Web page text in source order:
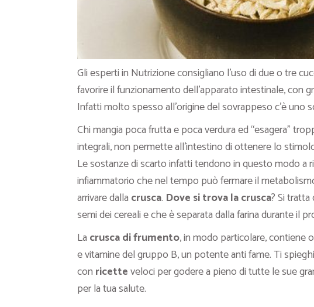
Gli esperti in Nutrizione consigliano l’uso di due o tre
favorire il funzionamento dell’apparato intestinale, con
Infatti molto spessoall’origine del sovrappesoc’è uno
Chi mangia poca frutta e poca verdura ed “esagera”
integrali, non permette all’intestino di ottenere lo
Le sostanze di scarto infatti tendono in questo modo a
infiammatorioche nel tempo può fermare il
arrivare dalla crusca. Dove si trova la crusca? Si
semi dei cereali e che è separata dalla farina durante il
La crusca di frumento, in modo particolare, contiene
e vitamine del gruppo B, un potente anti fame. Ti
con ricetteveloci per godere a pieno di tutte le sue
per la tua salute.